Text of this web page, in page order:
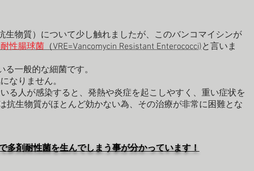
生物質）について少し触れましたが、このバンコマイシンが
性腸球菌 （VRE=Vancomycin Resistant Enterococci)と言いま
一般的な細菌です。
なりません。
る人が感染すると、発熱や炎症を起こしやすく、重い症状を
抗生物質がほとんど効かない為、その治療が非常に困難とな
多剤耐性菌を生んでしまう事が分かっています！